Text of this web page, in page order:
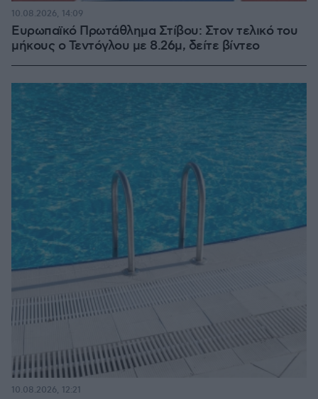
Ευρωπαϊκό Πρωτάθλημα Στίβου: Στον τελικό του
μήκους ο Τεντόγλου με 8.26μ, δείτε βίντεο
10.08.2026, 14:09
10.08.2026, 12:21